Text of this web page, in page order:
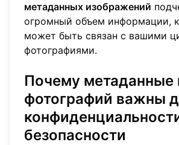
метаданных изображений
огромный объем информации,
может быть связан с вашими
фотографиями.
Почему метаданные
фотографий важны
безопасности